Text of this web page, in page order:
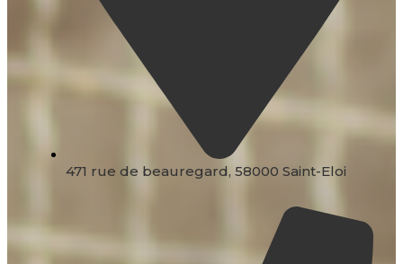
471 rue de beauregard, 58000 Saint-Eloi